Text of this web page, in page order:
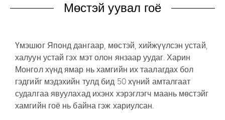
Мөстэй уувал гоё
Үмэшюг Японд дангаар, мөстэй, хийжүүлсэн устай,
халуун устай гэх мэт олон янзаар уудаг. Харин
Монгол хүнд ямар нь хамгийн их таалагдах бол
гэдгийг мэдэхийн тулд бид 50 хүний амталгаат
судалгаа явуулахад ихэнх хэрэглэгч маань мөстэйг
хамгийн гоё нь байна гэж хариулсан.